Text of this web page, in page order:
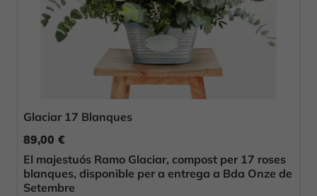
Glaciar 17 Blanques
89,00 €
El majestuós Ramo Glaciar, compost per 17 roses
blanques, disponible per a entrega a Bda Onze de
Setembre